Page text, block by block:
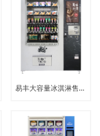
易丰大容量冰淇淋售卖机|零下18℃肉类冷冻食品自动售货机